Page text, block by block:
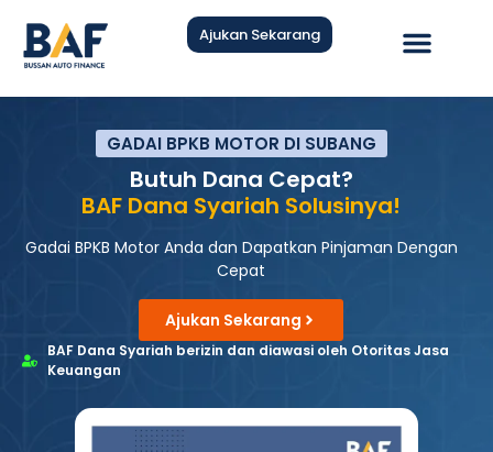
Ajukan Sekarang
GADAI BPKB MOTOR DI SUBANG
Butuh Dana Cepat?
BAF Dana Syariah Solusinya!
Gadai BPKB Motor Anda dan Dapatkan Pinjaman Dengan
Cepat
Ajukan Sekarang
BAF Dana Syariah berizin dan diawasi oleh Otoritas Jasa
Keuangan